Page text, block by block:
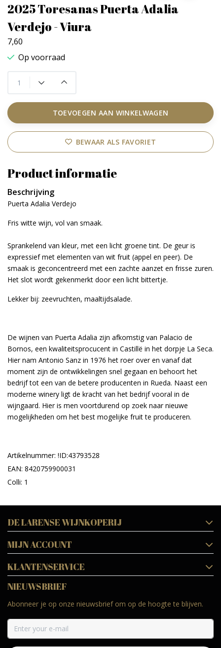
2025 Toresanas Puerta Adalia
Verdejo - Viura
7,60
Op voorraad
TOEVOEGEN AAN WINKELWAGEN
BEWAAR ALS FAVORIET
Product informatie
Beschrijving
Puerta Adalia Verdejo
Fris witte wijn, vol van smaak.
Sprankelend van kleur, met een licht groene tint. De geur is
expressief met elementen van wit fruit (appel en peer). De
smaak is geconcentreerd met een zachte aanzet en frisse zuren.
Het slot wordt gekenmerkt door een licht bittertje.
Lekker bij: zeevruchten, maaltijdsalade.
De wijnen van Puerta Adalia zijn afkomstig van Palacio de
Bornos, een kwaliteitsprocucent in Castillë in het dorpje La Seca.
Hier nam Antonio Sanz in 1976 het roer over en vanaf dat
moment zijn de ontwikkelingen snel gegaan en behoort het
bedrijf tot een van de betere producenten in Rueda. Naast een
moderne winery ligt de kracht van het bedrijf vooral in de
wijngaard. Hier is men voortdurend op zoek naar nieuwe
mogelijkheden om het best mogelijke fruit te produceren.
Artikelnummer: !ID:43793528
EAN: 8420759900031
Colli: 1
DE LARENSE WIJNKOPERIJ
MIJN ACCOUNT
KLANTENSERVICE
NIEUWSBRIEF
Abonneer je op onze nieuwsbrief om op de hoogte te blijven.